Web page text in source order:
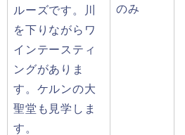
ルーズです。川
を下りながらワ
インテースティ
ングがありま
す。ケルンの大
聖堂も見学しま
す。
のみ